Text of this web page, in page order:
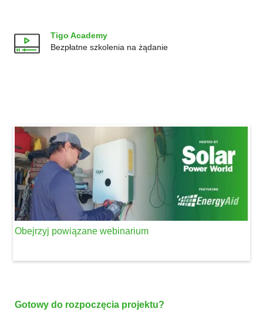
Tigo Academy
Bezpłatne szkolenia na żądanie
Obejrzyj powiązane webinarium
Gotowy do rozpoczęcia projektu?